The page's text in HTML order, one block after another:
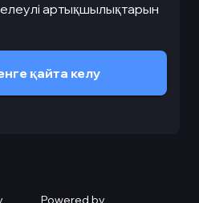
елеулі артықшылықтарын
қайта келу
Powered by